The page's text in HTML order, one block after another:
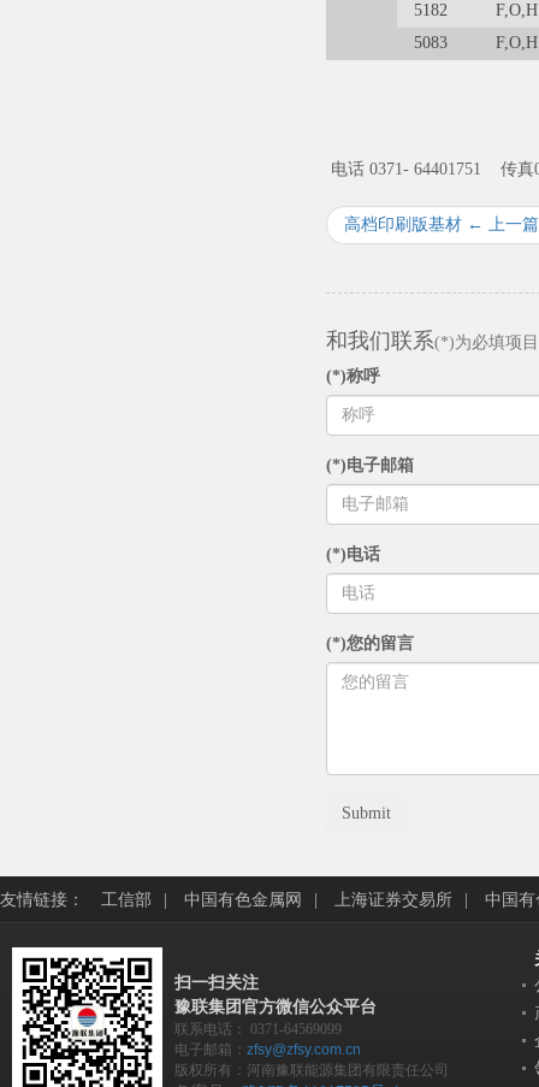
5182
5083
电话 0371- 64401751 传
高档印刷版基材 ← 上一篇
和我们联系(*)为必填项目
(*)称呼
(*)电子邮箱
(*)电话
(*)您的留言
Submit
友情链接： 工信部 中国有色金属网 上海证券交易所 中国
扫一扫关注
豫联集团官方微信公众平台
联系电话： 0371-64569099
电子邮箱： zfsy@zfsy.com.cn
版权所有：河南豫联能源集团有限责任公司